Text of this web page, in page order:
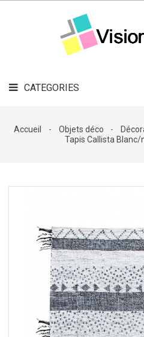
CATEGORIES
LE
MAG
DÉCO

DÉCO
Accueil Objets déco
Tapis Callista Blanc/